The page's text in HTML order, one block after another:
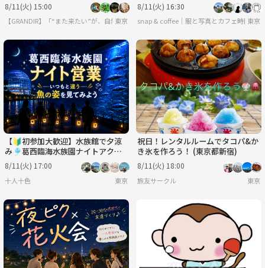
8/11(火) 15:00
【GRANDIR】「“また来たい”が、自然と増えていくコミュニティ
東京
8/11(火) 16:30
snap & coffee｜服と写真とカフェ時間東京
【🔰初参加大歓迎】水族館で夕涼
み🎐葛西臨海水族園ナイトアクア
リウム【特別回】
8/11(火) 17:00
十人十色 東京
祝日！レンタルルームでタコパ&か
き氷を作ろう！ (東京都新宿)
8/11(火) 18:00
旅友サークル 東京